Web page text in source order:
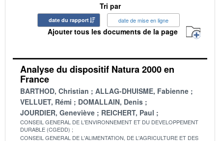
Tri par
date du rapport date de mise en ligne
Ajouter tous les documents de la page
Analyse du dispositif Natura 2000 en
France
BARTHOD, Christian
ALLAG-DHUISME, Fabienne
VELLUET, Rémi
DOMALLAIN, Denis
JOURDIER, Geneviève
REICHERT, Paul
CONSEIL GENERAL DE L'ENVIRONNEMENT ET DU DEVELOPPEMENT
DURABLE (CGEDD)
CONSEIL GENERAL DE L'ALIMENTATION, DE L'AGRICULTURE ET DES